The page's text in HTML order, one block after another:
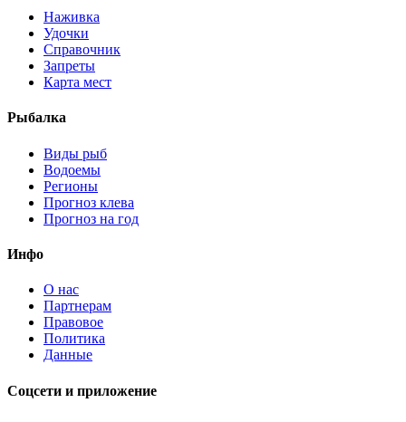
Наживка
Удочки
Справочник
Запреты
Карта мест
Рыбалка
Виды рыб
Водоемы
Регионы
Прогноз клева
Прогноз на год
Инфо
О нас
Партнерам
Правовое
Политика
Данные
Соцсети и приложение